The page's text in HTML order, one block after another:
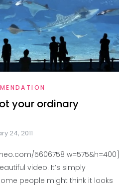
your ordinary
24, 2011
5606758 w=575&h=400]
video. It’s simply
people might think it looks